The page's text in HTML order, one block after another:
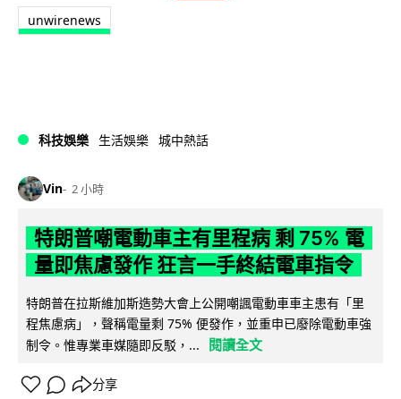
unwirenews
科技娛樂 生活娛樂 城中熱話
Vin 2 小時
特朗普嘲電動車主有里程病 剩 75% 電
量即焦慮發作 狂言一手終結電車指令
特朗普在拉斯維加斯造勢大會上公開嘲諷電動車車主患有「里
程焦慮病」，聲稱電量剩 75% 便發作，並重申已廢除電動車強
制令。惟專業車媒隨即反駁，...
閱讀全文
分享